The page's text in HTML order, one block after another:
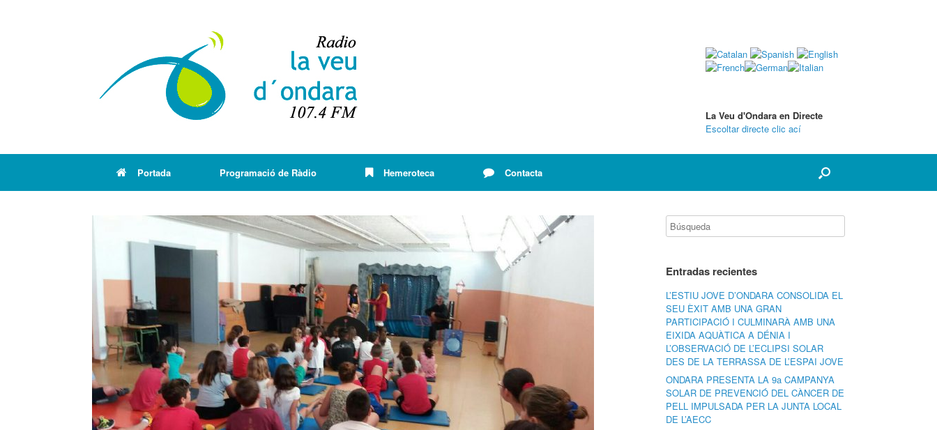
La Veu d'Ondara en Directe
Escoltar directe clic ací
Portada Programació de Ràdio Hemeroteca Contacta
Entradas recientes
L’ESTIU JOVE D’ONDARA CONSOLIDA EL
SEU ÈXIT AMB UNA GRAN
PARTICIPACIÓ I CULMINARÀ AMB UNA
EIXIDA AQUÀTICA A DÉNIA I
L’OBSERVACIÓ DE L’ECLIPSI SOLAR
DES DE LA TERRASSA DE L’ESPAI JOVE
ONDARA PRESENTA LA 9a CAMPANYA
SOLAR DE PREVENCIÓ DEL CÀNCER DE
PELL IMPULSADA PER LA JUNTA LOCAL
DE L’AECC